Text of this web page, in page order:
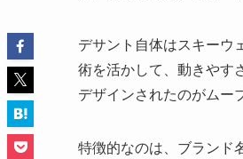
デサント自体はスキーウ
術を活かして、動きやす
デザインされたのがムー
特徴的なのは、ブランド